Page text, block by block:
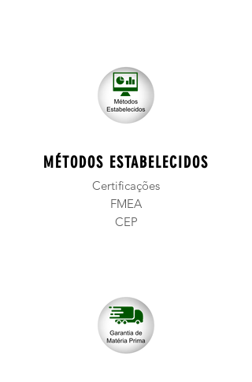
MÉTODOS ESTABELECIDOS
Certificações
FMEA
CEP